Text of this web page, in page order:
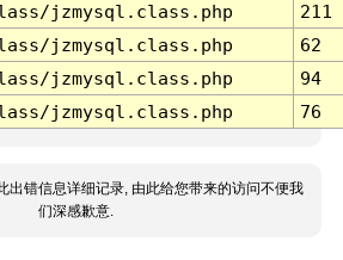
jzmysql.class.php
211
jzmysql.class.php
62
jzmysql.class.php
94
jzmysql.class.php 76
出错信息详细记录, 由此给您带来的访问不便我
们深感歉意.